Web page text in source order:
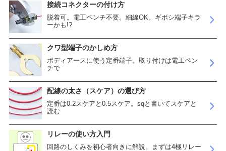
接続コネクターの付け方
脱着可。電工ペンチ不要。細線OK。ギボシ端子キラ
ーかも!?
クワ型端子のかしめ方
ボディアースに使う定番端子。取り付けは電工ペン
チで
配線の太さ（スケア）の選び方
定番は0.2スケアと0.5スケア。sqと書いてスケアと
読む
リレーの使い方入門
回路のしくみを初心者向きに解説。まずは4極リレー